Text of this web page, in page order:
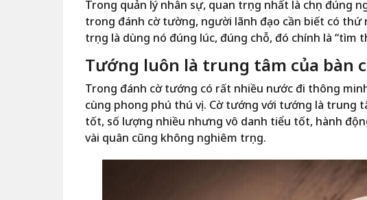
Trong quản lý nhân sự, quan trọng nhất là chọn đúng
trong đánh cờ tường, người lãnh đạo cần biết có
trọng là dùng nó đúng lúc, đúng chỗ, đó chính là “tìm
Tướng luôn là trung tâm của bàn
Trong đánh cờ tướng có rất nhiều nước đi thông
cùng phong phú thú vị. Cờ tướng với tướng là trung
tốt, số lượng nhiều nhưng vô danh tiểu tốt, hành
vài quân cũng không nghiêm trọng.